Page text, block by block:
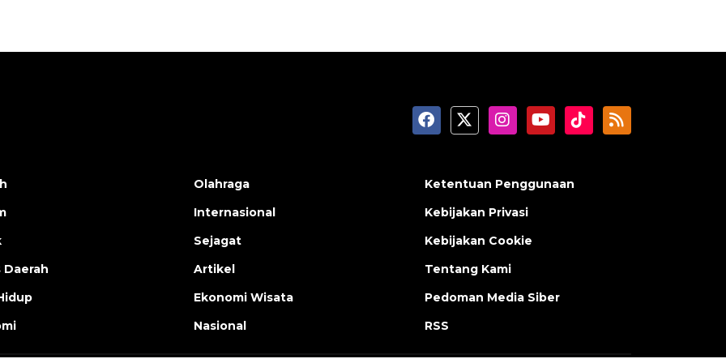
Olahraga
Internasional
Sejagat
Artikel
Ekonomi Wisata
Nasional
Ketentuan Penggunaan
Kebijakan Privasi
Kebijakan Cookie
Tentang Kami
Pedoman Media Siber
RSS